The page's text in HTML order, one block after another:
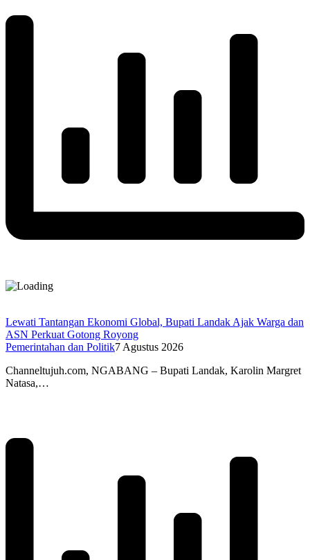
Lewati Tantangan Ekonomi Global, Bupati Landak Ajak Warga dan
ASN Perkuat Gotong Royong
Pemerintahan dan Politik7 Agustus 2026
Channeltujuh.com, NGABANG – Bupati Landak, Karolin Margret
Natasa,…